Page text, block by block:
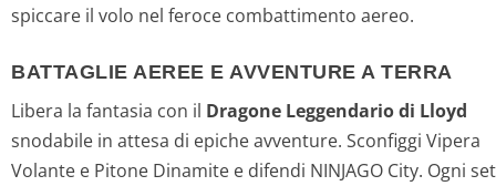
spiccare il volo nel feroce combattimento aereo.
BATTAGLIE AEREE E AVVENTURE A TERRA
Libera la fantasia con il Dragone Leggendario di Lloyd
snodabile in attesa di epiche avventure. Sconfiggi Vipera
Volante e Pitone Dinamite e difendi NINJAGO City. Ogni set